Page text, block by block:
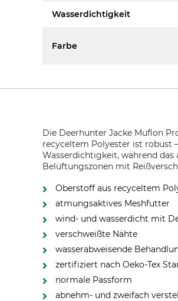
Wasserdichtigkeit
Farbe
Die Deerhunter Jacke Muflon
recyceltem Polyester ist robust
Wasserdichtigkeit, während
Belüftungszonen mit
Oberstoff aus recyceltem
atmungsaktives Meshfutter
wind- und wasserdicht mit
verschweißte Nähte
wasserabweisende
zertifiziert nach Oeko-Tex
normale Passform
abnehm- und zweifach